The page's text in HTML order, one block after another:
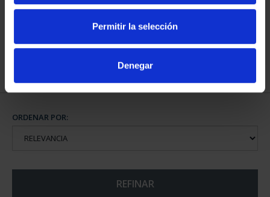
Permitir la selección
Denegar
REAL DE...
ORDENAR POR:
REFINAR